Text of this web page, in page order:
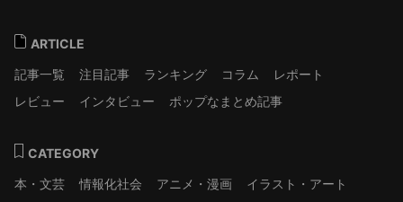
ARTICLE
記事一覧
注目記事 ランキング コラム
レポート
レビュー
インタビュー ポップなまとめ記事
CATEGORY
本・文芸
情報化社会 アニメ・漫画
イラスト・アート